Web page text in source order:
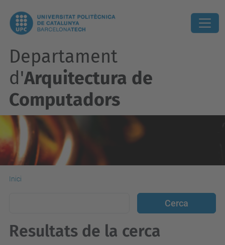
Departament
d'Arquitectura de
Computadors
Inici
Resultats de la cerca